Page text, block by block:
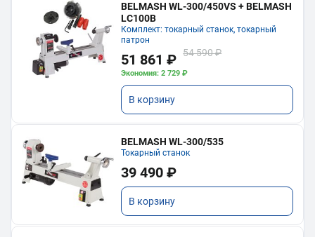
BELMASH WL-300/450VS + BELMASH
LC100B
Комплект: токарный станок, токарный
патрон
51 861 ₽ 54 590 ₽
Экономия: 2 729 ₽
В корзину
BELMASH WL-300/535
Токарный станок
39 490 ₽
В корзину